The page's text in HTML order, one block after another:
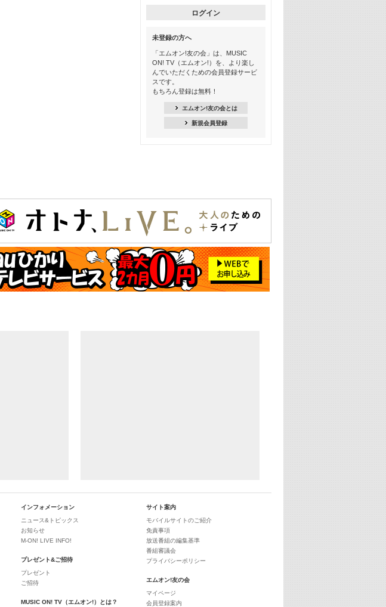
15:30
この夏聴きたい! サマーソングメドレ
ー【歌詞入り】 #4
16:30
あのころK-POPヒッツ! 2021年
22:00
大人のための名曲セレクション ～バン
ド編～【歌詞入り】
22:30
今推したい! エムオン!おすすめミュー
ジックビデオ特集＜#28＞
23:00
ログイン
未登録の方へ
「エムオン!友の会」は、MUSIC
ON! TV（エムオン!）を、より楽し
んでいただくための会員登録サービ
スです。
もちろん登録は無料！
エムオン!友の会とは
新規会員登録
インフォメーション
ニュース&トピックス
お知らせ
M-ON! LIVE INFO!
プレゼント&ご招待
プレゼント
ご招待
MUSIC ON! TV（エムオン!）とは？
サイト案内
モバイルサイトのご紹介
免責事項
放送番組の編集基準
番組審議会
プライバシーポリシー
エムオン!友の会
マイページ
会員登録案内